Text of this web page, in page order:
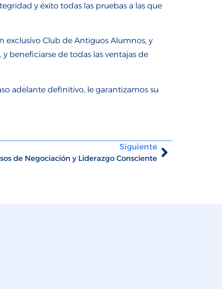
y éxito todas las pruebas a las que
Club de Antiguos Alumnos, y
beneficiarse de todas las ventajas de
adelante definitivo, le garantizamos su
Siguiente
de Negociación y Liderazgo Consciente